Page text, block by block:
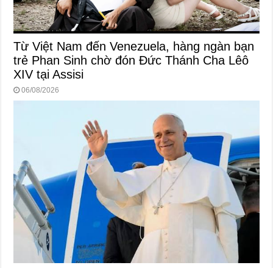
Từ Việt Nam đến Venezuela, hàng ngàn bạn
trẻ Phan Sinh chờ đón Đức Thánh Cha Lêô
XIV tại Assisi
06/08/2026